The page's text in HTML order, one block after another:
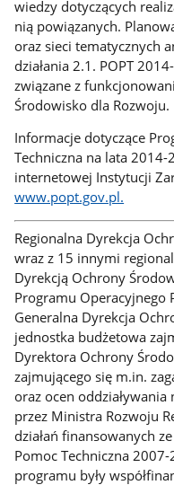
wiedzy dotyczących
nią powiązanych.
oraz sieci tematycznych
działania 2.1. POPT
związane z
Środowisko dla Rozwoju.
Informacje dotyczące
Techniczna na lata
internetowej Instytucji
www.popt.gov.pl.
Regionalna Dyrekcja
wraz z 15 innymi
Dyrekcją Ochrony
Programu Operacyjnego
Generalna Dyrekcja
jednostka budżetowa
Dyrektora Ochrony
zajmującego się m.in.
oraz ocen oddziaływania
przez Ministra Rozwoju
działań finansowanych
Pomoc Techniczna
programu były